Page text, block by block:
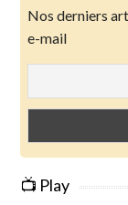
Nos derniers
e-mail
📺 Play